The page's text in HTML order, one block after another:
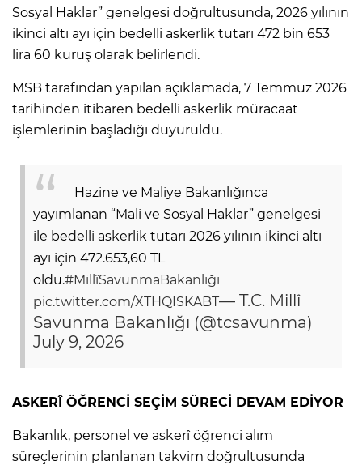
Sosyal Haklar” genelgesi doğrultusunda, 2026 yılının
ikinci altı ayı için bedelli askerlik tutarı 472 bin 653
lira 60 kuruş olarak belirlendi.
MSB tarafından yapılan açıklamada, 7 Temmuz 2026
tarihinden itibaren bedelli askerlik müracaat
işlemlerinin başladığı duyuruldu.
Hazine ve Maliye Bakanlığınca
yayımlanan “Mali ve Sosyal Haklar” genelgesi
ile bedelli askerlik tutarı 2026 yılının ikinci altı
ayı için 472.653,60 TL
oldu.#MillîSavunmaBakanlığı
pic.twitter.com/XTHQISKABT— T.C. Millî
Savunma Bakanlığı (@tcsavunma)
July 9, 2026
ASKERÎ ÖĞRENCİ SEÇİM SÜRECİ DEVAM EDİYOR
Bakanlık, personel ve askerî öğrenci alım
süreçlerinin planlanan takvim doğrultusunda